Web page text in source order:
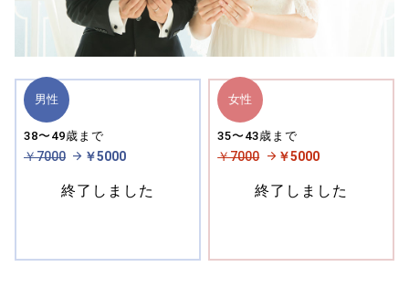
男性
38〜49歳まで
￥7000 ￥5000
終了しました
女性
35〜43歳まで
￥7000 ￥5000
終了しました